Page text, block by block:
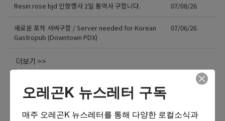
Resin rose bjd 인형행사 2일 통역사 구합니다. 07/08/26
새로운 포차 서버구함 / Server needed for Korean
Gastropub (Downtown PDX)
07/06/26
더보기 >>
오레곤K 뉴스레터 구독
매주 오레곤K 뉴스레터를 통해 다양한 로컬소식과